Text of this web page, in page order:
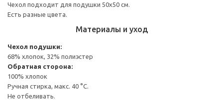
Чехол подходит для подушки 50x50 см.
Есть разные цвета.
Материалы и уход
Чехол подушки:
68% хлопок, 32% полиэстер
Обратная сторона:
100% хлопок
Ручная стирка, макс. 40 °C.
Не отбеливать.